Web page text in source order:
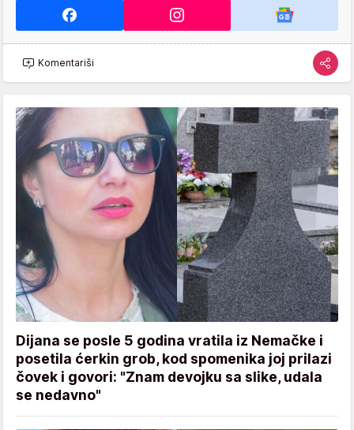
Komentariši
Dijana se posle 5 godina vratila iz Nemačke i
posetila ćerkin grob, kod spomenika joj prilazi
čovek i govori: "Znam devojku sa slike, udala
se nedavno"